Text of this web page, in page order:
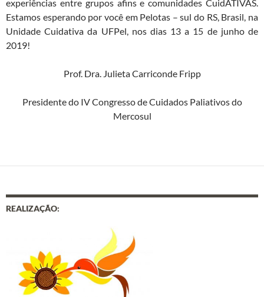
experiências entre grupos afins e comunidades CuidATIVAS.
Estamos esperando por você em Pelotas – sul do RS, Brasil, na
Unidade Cuidativa da UFPel, nos dias 13 a 15 de junho de
2019!
Prof. Dra. Julieta Carriconde Fripp
Presidente do IV Congresso de Cuidados Paliativos do
Mercosul
REALIZAÇÃO: